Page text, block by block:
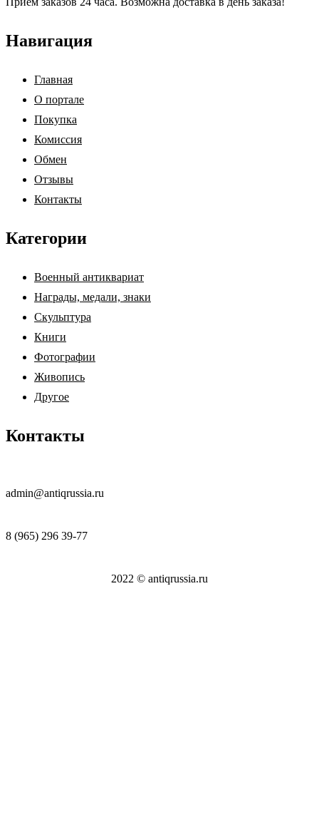
Навигация
Главная
О портале
Покупка
Комиссия
Обмен
Отзывы
Контакты
Категории
Военный антиквариат
Награды, медали, знаки
Скульптура
Книги
Фотографии
Живопись
Другое
Контакты
admin@antiqrussia.ru
8 (965) 296 39-77
2022 © antiqrussia.ru